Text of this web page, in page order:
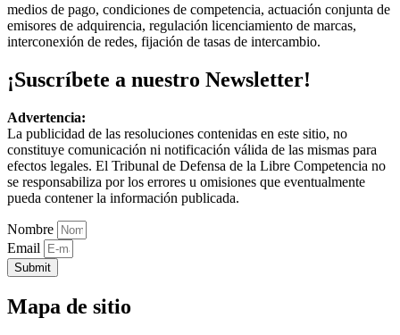
medios de pago, condiciones de competencia, actuación conjunta de
emisores de adquirencia, regulación licenciamiento de marcas,
interconexión de redes, fijación de tasas de intercambio.
¡Suscríbete a nuestro Newsletter!
Advertencia:
La publicidad de las resoluciones contenidas en este sitio, no
constituye comunicación ni notificación válida de las mismas para
efectos legales. El Tribunal de Defensa de la Libre Competencia no
se responsabiliza por los errores u omisiones que eventualmente
pueda contener la información publicada.
Nombre
Email
Submit
Mapa de sitio